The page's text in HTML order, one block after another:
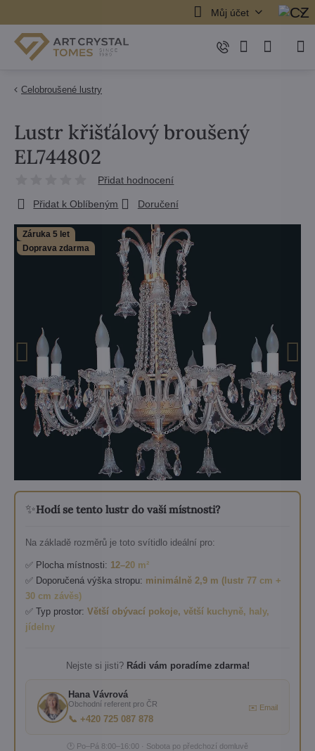
Můj účet
Celobroušené lustry
Záruka 5 let
Doprava zdarma
✨Hodí se tento lustr do vaší místnosti?
Na základě rozměrů je toto svítidlo ideální pro:
✅ Plocha místnosti: 12–20 m²
✅ Doporučená výška stropu: minimálně 2,9 m (lustr 77 cm +
30 cm závěs)
✅ Typ prostor: Větší obývací pokoje, větší kuchyně, haly,
jídelny
Nejste si jisti? Rádi vám poradíme zdarma!
Hana Vávrová
Obchodní referent pro ČR
📞 +420 725 087 878
✉️ Email
🕐 Po–Pá 8:00–16:00 · Sobota po předchozí domluvě
Lustr křišťálový broušený
EL744802
Přidat hodnocení
Přidat k Oblíbeným Doručení